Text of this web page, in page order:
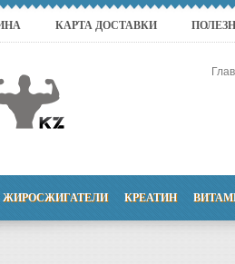
КАРТА ДОСТАВКИ
ЖИРОСЖИГАТЕЛИ КРЕАТИН